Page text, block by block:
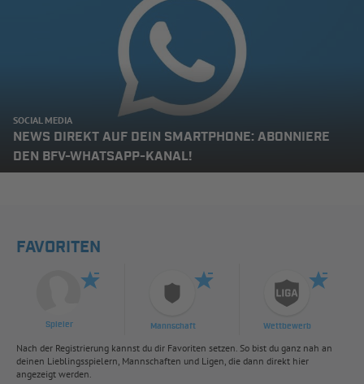
SOCIAL MEDIA
NEWS DIREKT AUF DEIN SMARTPHONE: ABONNIERE
DEN BFV-WHATSAPP-KANAL!
FAVORITEN
Spieler Mannschaft Wettbewerb
Nach der Registrierung kannst du dir Favoriten setzen. So bist du ganz nah an
deinen Lieblingsspielern, Mannschaften und Ligen, die dann direkt hier
angezeigt werden.